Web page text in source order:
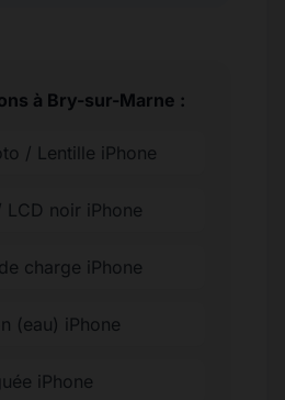
à Bry-sur-Marne :
/ Lentille iPhone
LCD noir iPhone
charge iPhone
(eau) iPhone
iPhone